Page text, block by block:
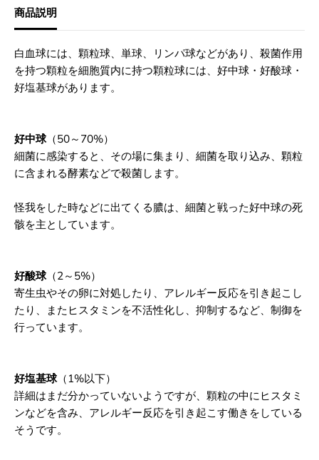
チ
ュ
ー
ナ
ー
1
4
z
ー
ナ
ー
1
4
3
z
商品説明
白血球には、顆粒球、単球、リンパ球などがあり、 殺菌作用
を持つ顆粒を細胞質内に持つ顆粒球には、 好中球・好酸球・
好塩基球があります。
好中球（50～70%）
細菌に感染すると、その場に集まり、 細菌を取り込み、顆粒
に含まれる酵素などで殺菌します。
怪我をした時などに出てくる膿は、 細菌と戦った好中球の死
骸を主としています。
好酸球（2～5%）
寄生虫やその卵に対処したり、 アレルギー反応を引き起こし
たり、
またヒスタミンを不活性化し、抑制するなど、 制御を
行っています。
好塩基球（1%以下）
詳細はまだ分かっていないようですが、 顆粒の中にヒスタミ
ンなどを含み、 アレルギー反応を引き起こす働きをしている
そうです。